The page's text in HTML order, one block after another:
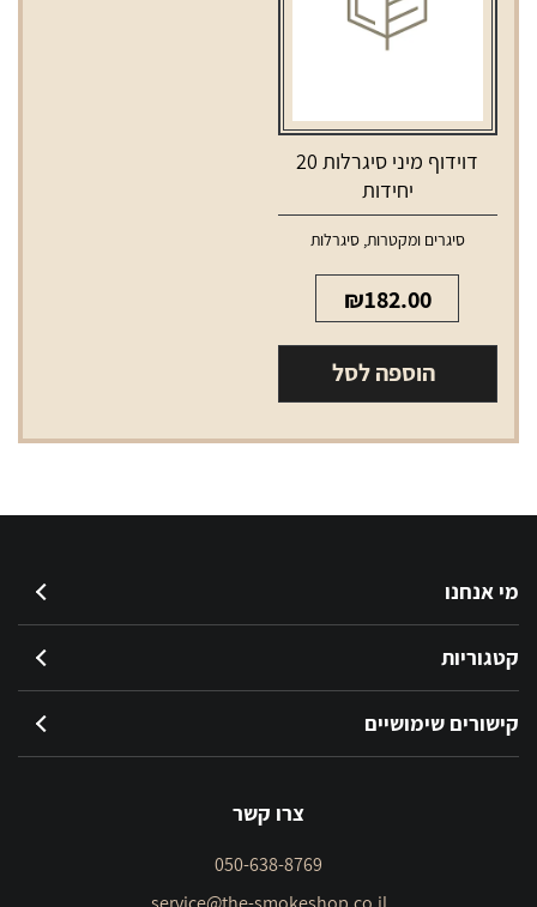
דוידוף מיני סיגרלות 20
יחידות
סיגרים ומקטרות,סיגרלות
₪182.00
הוספה לסל
מי אנחנו
קטגוריות
קישורים שימושיים
צרו קשר
050-638-8769